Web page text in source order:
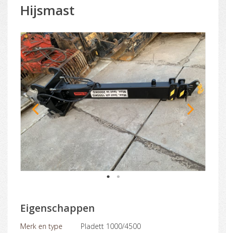
Hijsmast
1 2
Eigenschappen
Merk en type
Pladett 1000/4500